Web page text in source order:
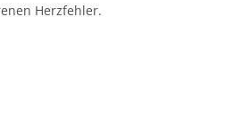
Herzfehler.